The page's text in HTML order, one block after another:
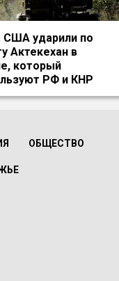
США ударили по
Актекехан в
который
РФ и КНР
ОБЩЕСТВО